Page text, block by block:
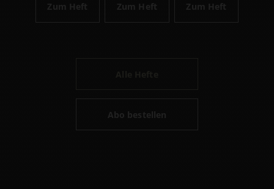
Zum Heft Zum Heft Zum Heft
Abo bestellen